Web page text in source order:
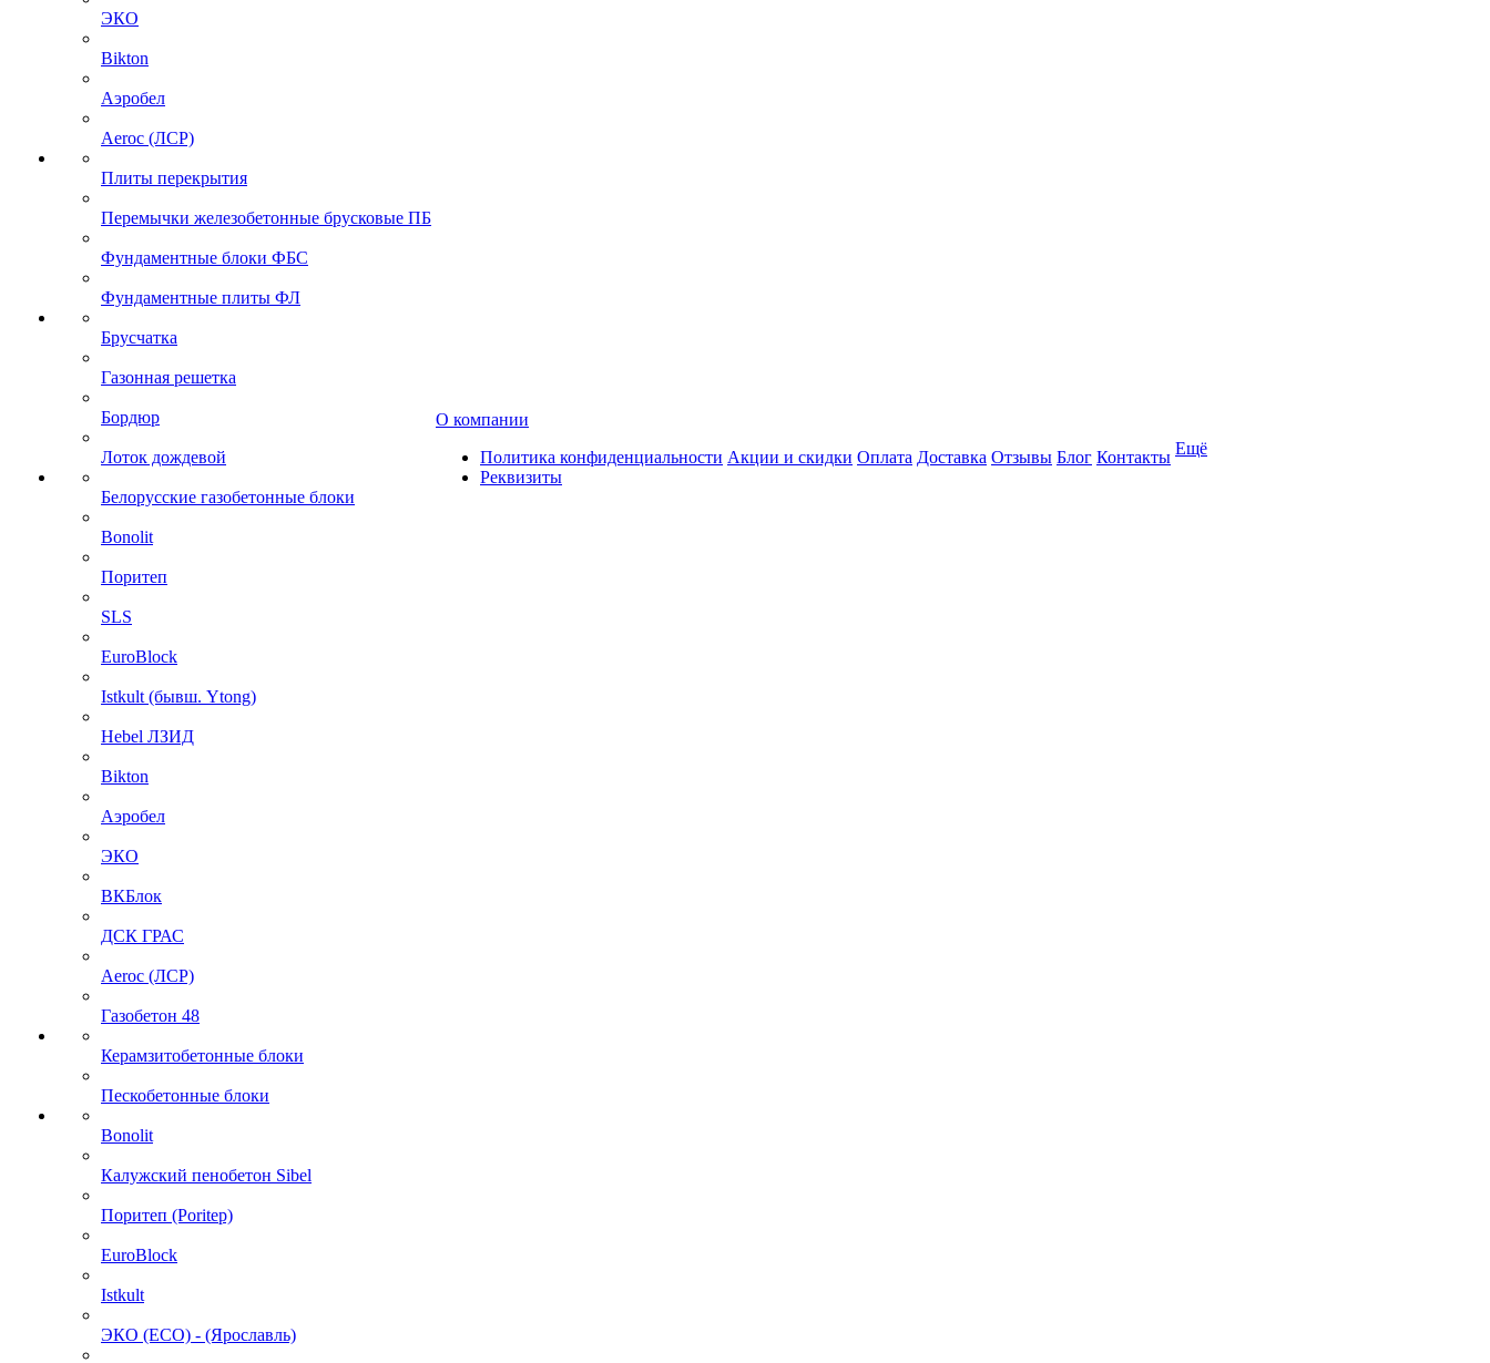
ЭКО
Bikton
Аэробел
Aeroc (ЛСР)
Плиты перекрытия
Перемычки железобетонные брусковые ПБ
Фундаментные блоки ФБС
Фундаментные плиты ФЛ
Брусчатка
Газонная решетка
Бордюр
Лоток дождевой
Белорусские газобетонные блоки
Bonolit
Поритеп
SLS
EuroBlock
Istkult (бывш. Ytong)
Hebel ЛЗИД
Bikton
Аэробел
ЭКО
ВКБлок
ДСК ГРАС
Aeroc (ЛСР)
Газобетон 48
Керамзитобетонные блоки
Пескобетонные блоки
Bonolit
Калужский пенобетон Sibel
Поритеп (Poritep)
EuroBlock
Istkult
ЭКО (ECO) - (Ярославль)
О компании
Политика конфиденциальности
Реквизиты
Акции и скидки Оплата Доставка Отзывы Блог Контакты Ещё